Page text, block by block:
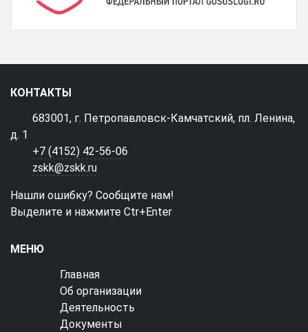
КОНТАКТЫ
683001, г. Петропавловск-Камчатский, пл. Ленина,
д. 1
+7 (4152) 42-56-06
zskk@zskk.ru
Нашли ошибку? Сообщите нам!
Выделите и нажмите Ctr+Enter
МЕНЮ
Главная
Об организации
Деятельность
Документы